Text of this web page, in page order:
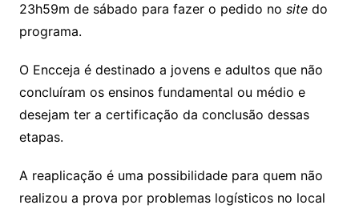
23h59m de sábado para fazer o pedido no sitedo
programa.
O Encceja é destinado a jovens e adultos que não
concluíram os ensinos fundamental ou médio e
desejam ter a certificação da conclusão dessas
etapas.
A reaplicação é uma possibilidade para quem não
realizou a prova por problemas logísticos no local